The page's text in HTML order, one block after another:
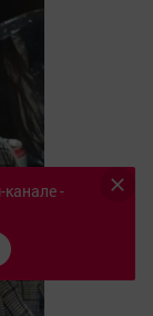
канале -